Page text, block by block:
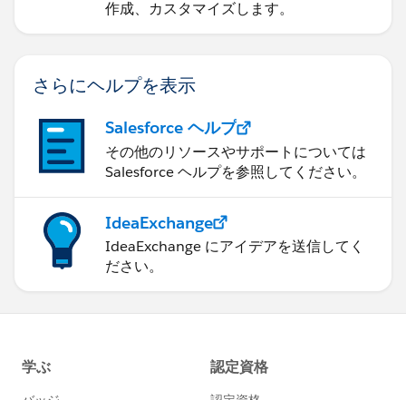
作成、カスタマイズします。
さらにヘルプを表示
Salesforce ヘルプ
その他のリソースやサポートについては
Salesforce ヘルプを参照してください。
IdeaExchange
IdeaExchange にアイデアを送信してく
ださい。